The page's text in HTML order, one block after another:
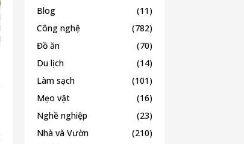
Blog
(11)
Công nghệ
(782)
Đồ ăn
(70)
Du lịch
(14)
Làm sạch
(101)
Mẹo vặt
(16)
Nghề nghiệp
(23)
Nhà và Vườn
(210)